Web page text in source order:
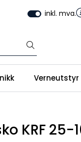
inkl. mva.
Verneutstyr
KRF 25-